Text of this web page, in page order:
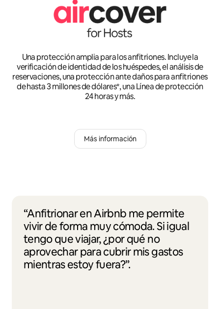
Una protección amplia para los anfitriones. Incluye la
verificación de identidad de los huéspedes, el análisis de
reservaciones, una protección ante daños para anfitriones
de hasta 3 millones de dólares*, una Línea de protección
24 horas y más.
Más información
“Anfitrionar en Airbnb me permite
vivir de forma muy cómoda. Si igual
tengo que viajar, ¿por qué no
aprovechar para cubrir mis gastos
mientras estoy fuera?”.